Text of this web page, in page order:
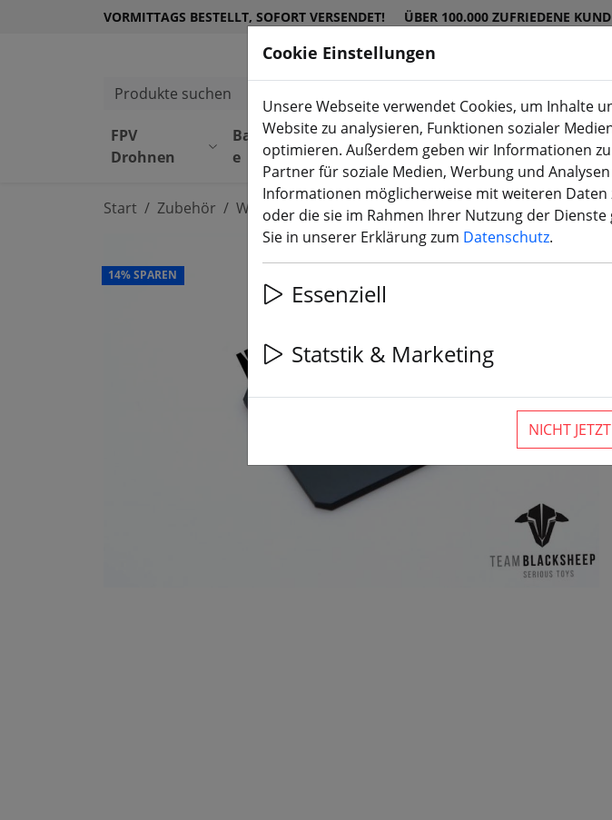
VORMITTAGS BESTELLT, SOFORT VERSENDET! ÜBER 100.000 ZUFRIEDENE
Produkte suchen
FPV
Drohnen
Bauteil
e
Equipmen
t
DJI
Shop
Akku
s
r
Start Zubehör Werkzeug
14% SPAREN
Cookie Einstellungen
Unsere Webseite verwendet Cookies, um Inhalte
Website zu analysieren, Funktionen sozialer
optimieren. Außerdem geben wir Informationen
Partner für soziale Medien, Werbung und
Informationen möglicherweise mit weiteren
oder die sie im Rahmen Ihrer Nutzung der
Sie in unserer Erklärung zum Datenschutz.
Essenziell
Statstik & Marketing
NICHT JETZT